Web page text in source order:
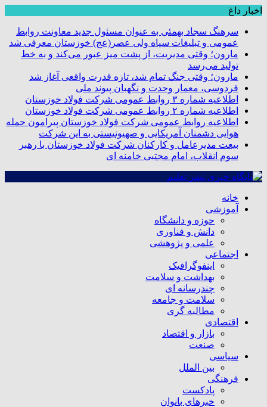
اخبار داغ
سرهنگ سجاد بهمئی به عنوان مسئول جدید معاونت روابط
عمومی و تبلیغات سپاه ولی عصر(عج) خوزستان معرفی شد
مارون؛ وقتی مدیریت، از پشت میز عبور می‌کند و به خط
تولید می‌رسد
مارون؛ وقتی جنگ تمام شد، تازه قدرت واقعی آغاز شد
فردوسی، معمار وحدت و نگهبان پیوند ملی
اطلاعیه شماره ۳ روابط عمومی شرکت فولاد خوزستان
اطلاعیه شماره ۲ روابط عمومی شرکت فولاد خوزستان
اطلاعیه روابط عمومی شرکت فولاد خوزستان پیرامون حمله
هوایی دشمنان آمریکایی و صهیونیستی به این شرکت
بیعت مدیرعامل و کارکنان شرکت فولاد خوزستان با رهبر
سوم انقلاب، امام مجتبی خامنه ای
خانه
آموزشی
حوزه و دانشگاه
دانش و فناوری
علمی و پژوهشی
اجتماعی
اینفوگرافیک
بهداشت و سلامت
چندرسانه ای
سلامت و جامعه
مطالبه گری
اقتصادی
بازار و اقتصاد
صنعت
سیاسی
بین الملل
فرهنگی
پادکست
خبرهای بانوان